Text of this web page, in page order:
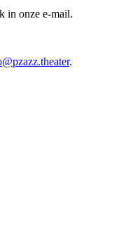
in onze e-mail.
.